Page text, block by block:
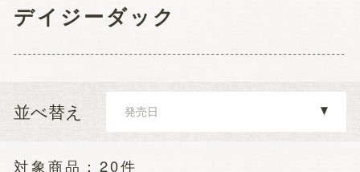
デイジーダック
並べ替え
20件